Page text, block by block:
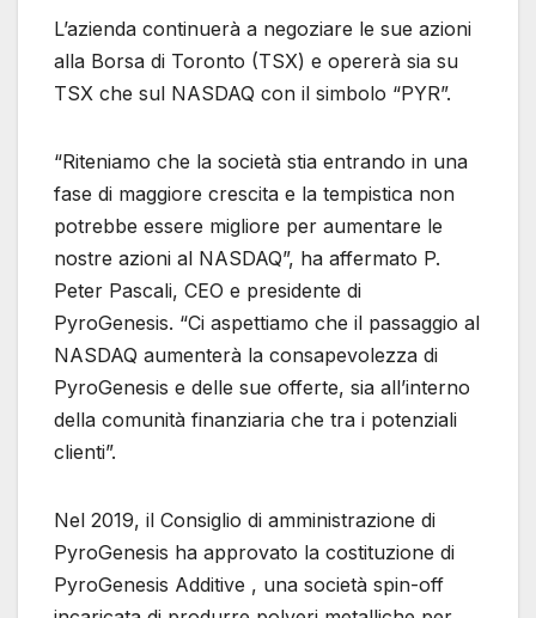
L’azienda continuerà a negoziare le sue azioni
alla Borsa di Toronto (TSX) e opererà sia su
TSX che sul NASDAQ con il simbolo “PYR”.
“Riteniamo che la società stia entrando in una
fase di maggiore crescita e la tempistica non
potrebbe essere migliore per aumentare le
nostre azioni al NASDAQ”, ha affermato P.
Peter Pascali, CEO e presidente di
PyroGenesis. “Ci aspettiamo che il passaggio al
NASDAQ aumenterà la consapevolezza di
PyroGenesis e delle sue offerte, sia all’interno
della comunità finanziaria che tra i potenziali
clienti”.
Nel 2019, il Consiglio di amministrazione di
PyroGenesis ha approvato la costituzione di
PyroGenesis Additive , una società spin-off